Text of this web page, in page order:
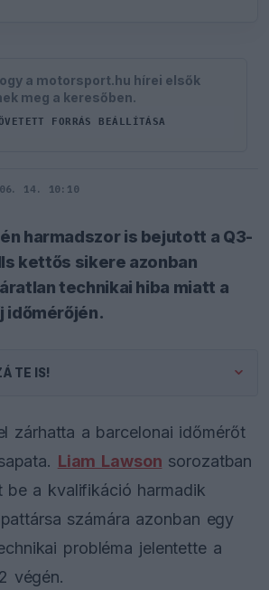
a motorsport.hu hírei elsők
meg a keresőben.
FORRÁS BEÁLLÍTÁSA
14. 10:10
harmadszor is bejutott a Q3-
kettős sikere azonban
technikai hiba miatt a
időmérőjén.
TE IS!
zárhatta a barcelonai időmérőt
Liam Lawson sorozatban
be a kvalifikáció harmadik
számára azonban egy
probléma jelentette a
végén.